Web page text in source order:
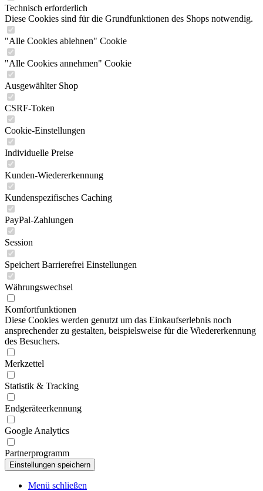
Technisch erforderlich
Diese Cookies sind für die Grundfunktionen des Shops notwendig.
"Alle Cookies ablehnen" Cookie
"Alle Cookies annehmen" Cookie
Ausgewählter Shop
CSRF-Token
Cookie-Einstellungen
Individuelle Preise
Kunden-Wiedererkennung
Kundenspezifisches Caching
PayPal-Zahlungen
Session
Speichert Barrierefrei Einstellungen
Währungswechsel
Komfortfunktionen
Diese Cookies werden genutzt um das Einkaufserlebnis noch
ansprechender zu gestalten, beispielsweise für die Wiedererkennung
des Besuchers.
Merkzettel
Statistik & Tracking
Endgeräteerkennung
Google Analytics
Partnerprogramm
Menü schließen